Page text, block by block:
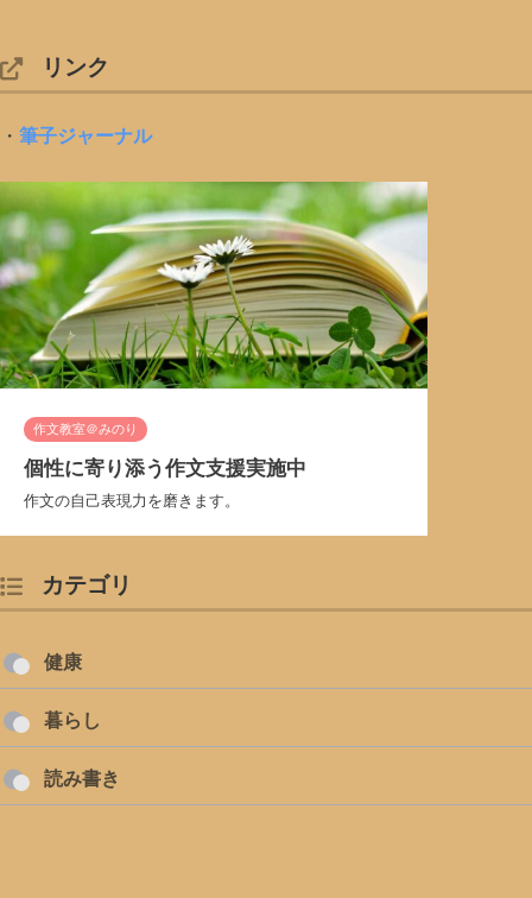
リンク
・ 筆子ジャーナル
作文教室＠みのり
個性に寄り添う作文支援実施中
作文の自己表現力を磨きます。
カテゴリ
健康
暮らし
読み書き